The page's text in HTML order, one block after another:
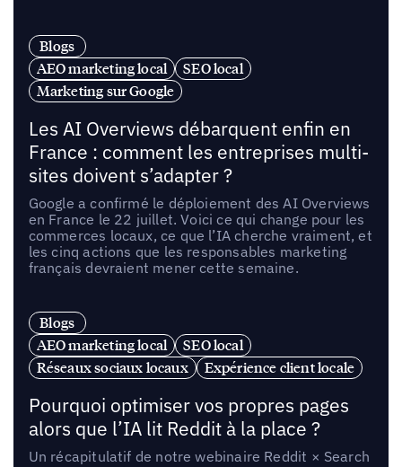
Blogs
AEO marketing local
SEO local
Marketing sur Google
Les AI Overviews débarquent enfin en
France : comment les entreprises multi-
sites doivent s’adapter ?
Google a confirmé le déploiement des AI Overviews
en France le 22 juillet. Voici ce qui change pour les
commerces locaux, ce que l’IA cherche vraiment, et
les cinq actions que les responsables marketing
français devraient mener cette semaine.
Blogs
AEO marketing local
SEO local
Réseaux sociaux locaux
Expérience client locale
Pourquoi optimiser vos propres pages
alors que l’IA lit Reddit à la place ?
Un récapitulatif de notre webinaire Reddit × Search